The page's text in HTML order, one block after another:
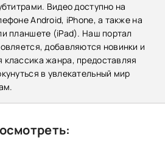
Видео доступно на
Android, iPhone, а также на
планшете (iPad). Наш портал
добавляются новинки и
жанра, предоставляя
в увлекательный мир